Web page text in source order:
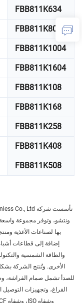
FBB811K634
FBB811K804
FBB811K1004
FBB811K1604
FBB811K108
FBB811K168
FBB811K258
FBB811K408
FBB811K508